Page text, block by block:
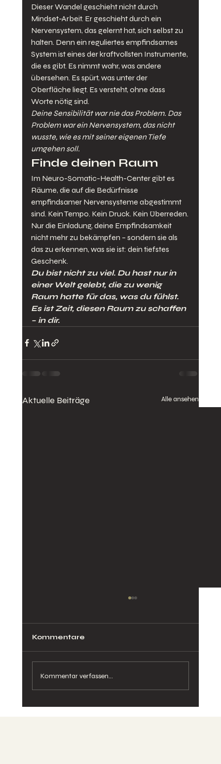
Dieser Wandel geschieht nicht durch
Mindset-Arbeit. Er geschieht durch ein
Nervensystem, das gelernt hat, sich selbst zu
halten. Denn ein reguliertes empfindsames
System ist eines der kraftvollsten Instrumente,
die es gibt. Es nimmt wahr, was andere
übersehen. Es spürt, was unter der
Oberfläche liegt. Es versteht, ohne dass
Worte nötig sind.
Deine Sensibilität war nie das Problem. Das
Problem war ein Nervensystem, das nicht
wusste, wie es mit seiner eigenen Tiefe
umgehen soll.
Finde deinen Raum
Im Neuro-Somatic-Health-Center gibt es
Räume, die auf die Bedürfnisse
empfindsamer Nervensysteme abgestimmt
sind. Kein Tempo. Kein Druck. Kein Überreden.
Nur die Einladung, deine Empfindsamkeit
nicht mehr zu bekämpfen – sondern sie als
das zu erkennen, was sie ist: dein tiefstes
Geschenk.
Du bist nicht zu viel. Du hast nur in
einer Welt gelebt, die zu wenig
Raum hatte für das, was du fühlst.
Es ist Zeit, diesen Raum zu schaffen
– in dir.
Aktuelle Beiträge Alle ansehen
Kommentare
Kommentar verfassen...